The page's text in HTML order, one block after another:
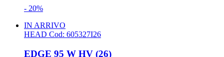
- 20%
IN ARRIVO
HEAD Cod: 605327I26
EDGE 95 W HV (26)